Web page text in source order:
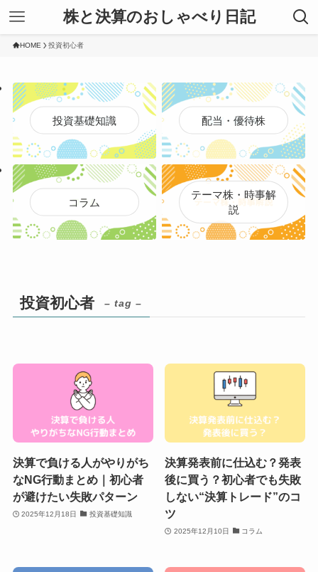
株と決算のおしゃべり日記
HOME 投資初心者
投資基礎知識 配当・優待株
コラム
テーマ株・時事解
説
投資初心者 – tag –
決算で負ける人がやりがち
なNG行動まとめ｜初心者
が避けたい失敗パターン
2025年12月18日 投資基礎知識
決算発表前に仕込む？発表
後に買う？初心者でも失敗
しない“決算トレード”のコ
ツ
2025年12月10日 コラム